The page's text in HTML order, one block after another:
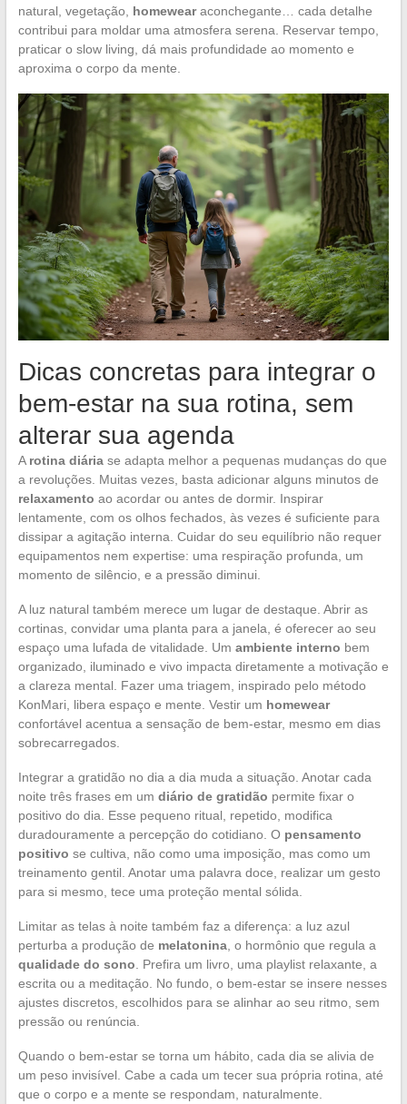
natural, vegetação, homewearaconchegante… cada detalhe
contribui para moldar uma atmosfera serena. Reservar tempo,
praticar o slow living, dá mais profundidade ao momento e
aproxima o corpo da mente.
Dicas concretas para integrar o
bem-estar na sua rotina, sem
alterar sua agenda
A rotina diáriase adapta melhor a pequenas mudanças do que
a revoluções. Muitas vezes, basta adicionar alguns minutos de
relaxamento ao acordar ou antes de dormir. Inspirar
lentamente, com os olhos fechados, às vezes é suficiente para
dissipar a agitação interna. Cuidar do seu equilíbrio não requer
equipamentos nem expertise: uma respiração profunda, um
momento de silêncio, e a pressão diminui.
A luz natural também merece um lugar de destaque. Abrir as
cortinas, convidar uma planta para a janela, é oferecer ao seu
espaço uma lufada de vitalidade. Um ambiente interno bem
organizado, iluminado e vivo impacta diretamente a motivação e
a clareza mental. Fazer uma triagem, inspirado pelo método
KonMari, libera espaço e mente. Vestir um homewear
confortável acentua a sensação de bem-estar, mesmo em dias
sobrecarregados.
Integrar a gratidão no dia a dia muda a situação. Anotar cada
noite três frases em um diário de gratidão permite fixar o
positivo do dia. Esse pequeno ritual, repetido, modifica
duradouramente a percepção do cotidiano. O pensamento
positivo se cultiva, não como uma imposição, mas como um
treinamento gentil. Anotar uma palavra doce, realizar um gesto
para si mesmo, tece uma proteção mental sólida.
Limitar as telas à noite também faz a diferença: a luz azul
perturba a produção de melatonina, o hormônio que regula a
qualidade do sono . Prefira um livro, uma playlist relaxante, a
escrita ou a meditação. No fundo, o bem-estar se insere nesses
ajustes discretos, escolhidos para se alinhar ao seu ritmo, sem
pressão ou renúncia.
Quando o bem-estar se torna um hábito, cada dia se alivia de
um peso invisível. Cabe a cada um tecer sua própria rotina, até
que o corpo e a mente se respondam, naturalmente.